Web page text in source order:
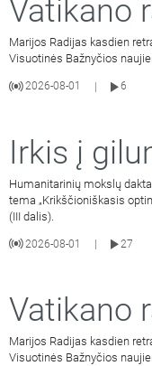
Vatikano
Marijos Radijas kasdien
Visuotinės Bažnyčios
2026-08-01
6
Irkis į
Humanitarinių mokslų
tema „Krikščioniškasis
(III dalis).
2026-08-01
27
Vatikano
Marijos Radijas kasdien
Visuotinės Bažnyčios